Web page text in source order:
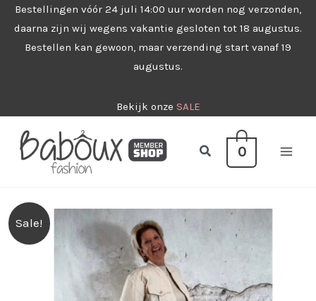
naar
Bestellingen vóór 24 juli 14:00 uur worden nog verzonden,
daarna zijn wij wegens vakantie gesloten tot 18 augustus.
Bestellen kan gewoon, maar verzending start vanaf 19
augustus.
Bekijk onze SALE
Zoeken0
Sale!